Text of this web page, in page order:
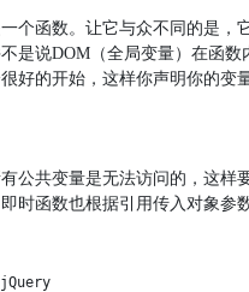
个函数。让它与众不同的是
是说DOM （全局变量）在函
好的开始，这样你声明你的变
公共变量是无法访问的，这样
时函数也根据引用传入对象参
jQuery